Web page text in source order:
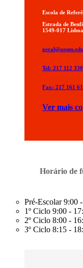
Escola de
Estrada de
1549-017 Lisboa
Tel: 217 112 330
Fax: 217 161
Ver mais
Horário de
Pré-Escolar9:00
1º Ciclo 9:00 -
2º Ciclo 8:00 -
3º Ciclo 8:15 -